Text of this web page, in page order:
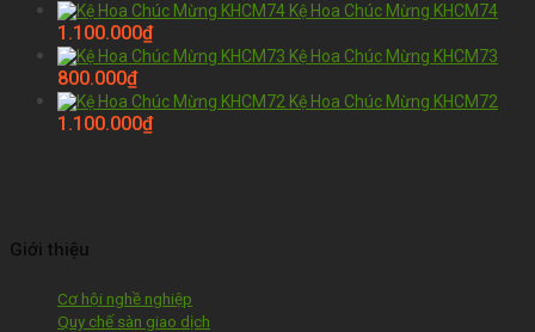
Kệ Hoa Chúc Mừng KHCM74
1.100.000₫
Kệ Hoa Chúc Mừng KHCM73
800.000₫
Kệ Hoa Chúc Mừng KHCM72
1.100.000₫
Giới thiệu
Cơ hội nghề nghiệp
Quy chế sàn giao dịch